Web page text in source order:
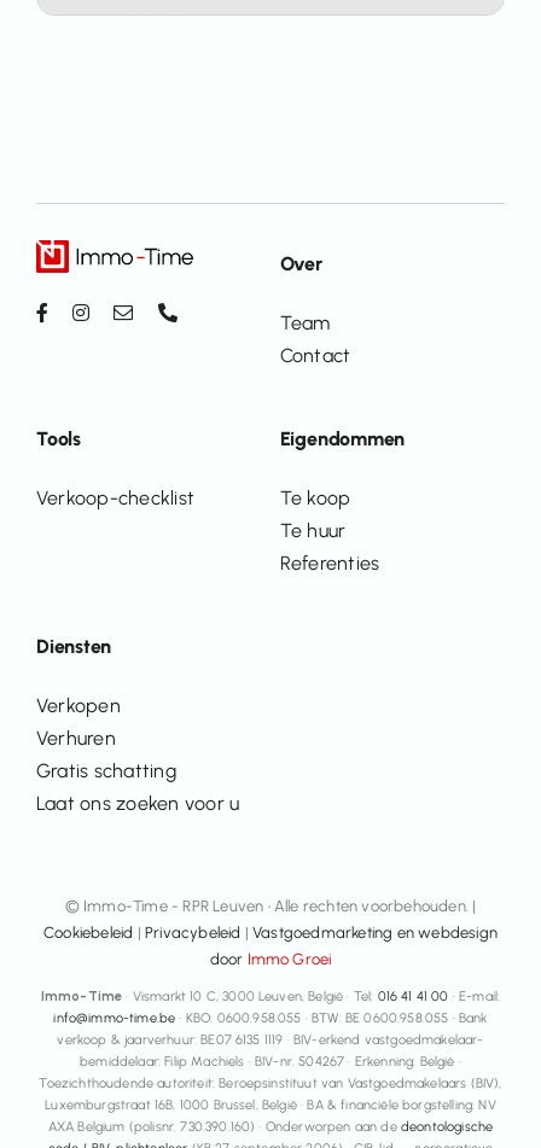
Diensten
Verkopen
Verhuren
Gratis schatting
Laat ons zoeken voor u
Eigendommen
Te koop
Te huur
Referenties
Over
Team
Contact
Tools
Verkoop-checklist
© Immo-Time - RPR Leuven • Alle rechten voorbehouden. |
Cookiebeleid | Privacybeleid |Vastgoedmarketing en webdesign
door Immo Groei
Immo-Time · Vismarkt 10 C, 3000 Leuven, België · Tel: 016 41 41 00 · E-mail:
info@immo-time.be · KBO: 0600.958.055 · BTW: BE 0600.958.055 · Bank
verkoop & jaarverhuur: BE07 6135 1119 · BIV-erkend vastgoedmakelaar-
bemiddelaar: Filip Machiels · BIV-nr. 504267 · Erkenning: België ·
Toezichthoudende autoriteit: Beroepsinstituut van Vastgoedmakelaars (BIV),
Luxemburgstraat 16B, 1000 Brussel, België · BA & financiële borgstelling: NV
AXA Belgium (polisnr. 730.390.160) · Onderworpen aan de deontologische